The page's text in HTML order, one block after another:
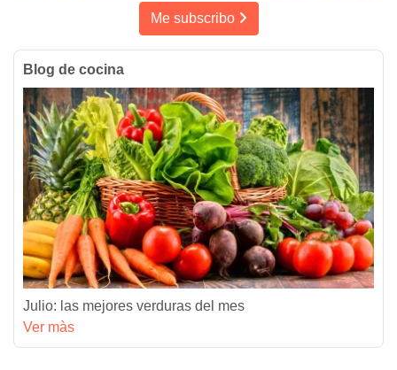
Me subscribo
Blog de cocina
Julio: las mejores verduras del mes
Ver màs